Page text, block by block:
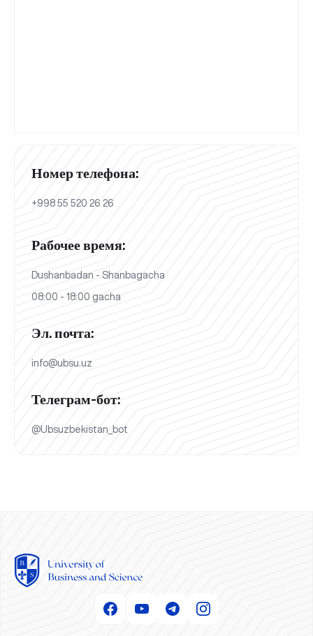
Номер телефона:
+998 55 520 26 26
Рабочее время:
Dushanbadan - Shanbagacha
08:00 - 18:00 gacha
Эл. почта:
info@ubsu.uz
Телеграм-бот:
@Ubsuzbekistan_bot